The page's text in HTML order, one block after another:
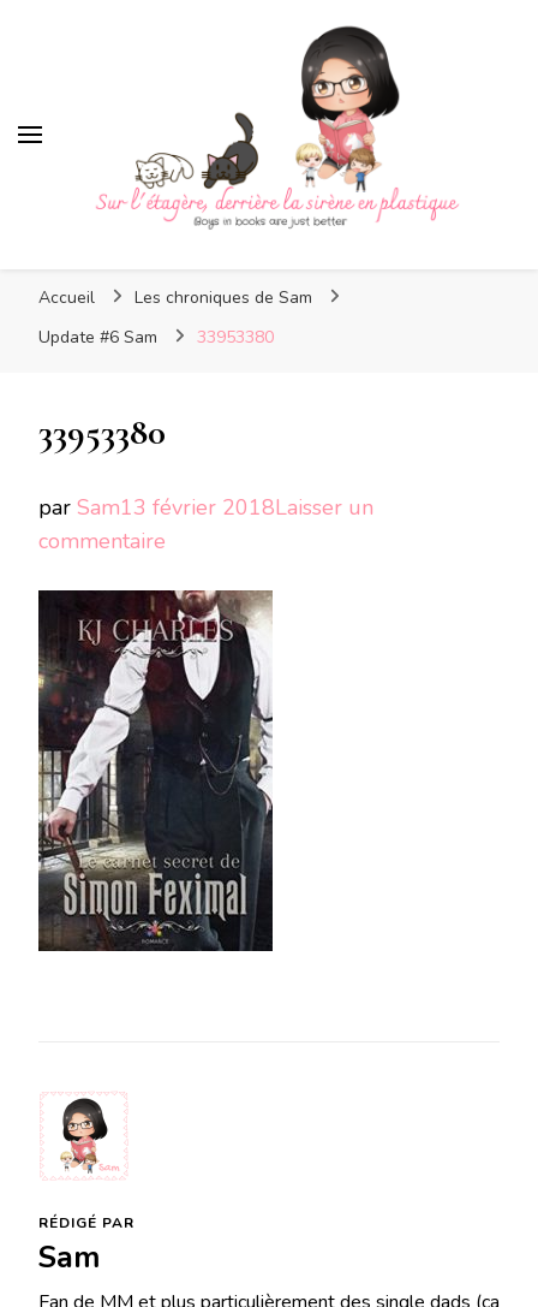
Sur l'étagère, derrière la
sirène en plastique
sirène en plastique
Accueil
Les chroniques de Sam
Update #6 Sam
33953380
33953380
par Sam13 février 2018Laisser un
commentaire
RÉDIGÉ PAR
Sam
Fan de MM et plus particulièrement des single dads (ça